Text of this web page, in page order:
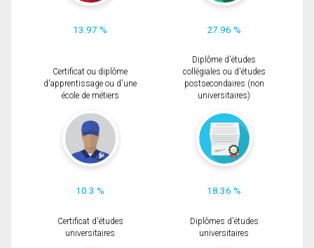
13.97 % 27.96 %
Certificat ou diplôme
d'apprentissage ou d'une
école de métiers
10.3 %
Diplôme d'études
collégiales ou d'études
postsecondaires (non
universitaires)
18.36 %
Certificat d'études
universitaires
Diplômes d'études
universitaires